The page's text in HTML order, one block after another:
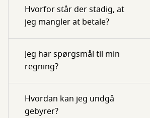
Hvorfor står der stadig, at
jeg mangler at betale?
Jeg har spørgsmål til min
regning?
Hvordan kan jeg undgå
gebyrer?